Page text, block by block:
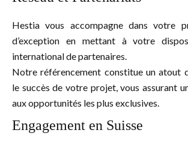
Hestia vous accompagne dans votre
d’exception en mettant à votre
international de partenaires.
Notre référencement constitue un atout
le succès de votre projet, vous assurant
aux opportunités les plus exclusives.
Engagement en Suisse